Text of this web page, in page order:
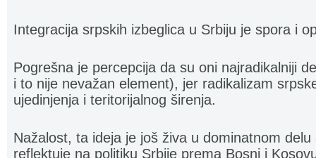
Integracija srpskih izbeglica u Srbiju je spora i
Pogrešna je percepcija da su oni najradikalniji
i to nije nevažan element), jer radikalizam
ujedinjenja i teritorijalnog širenja.
Nažalost, ta ideja je još živa u dominatnom
reflektuje na politiku Srbije prema Bosni i